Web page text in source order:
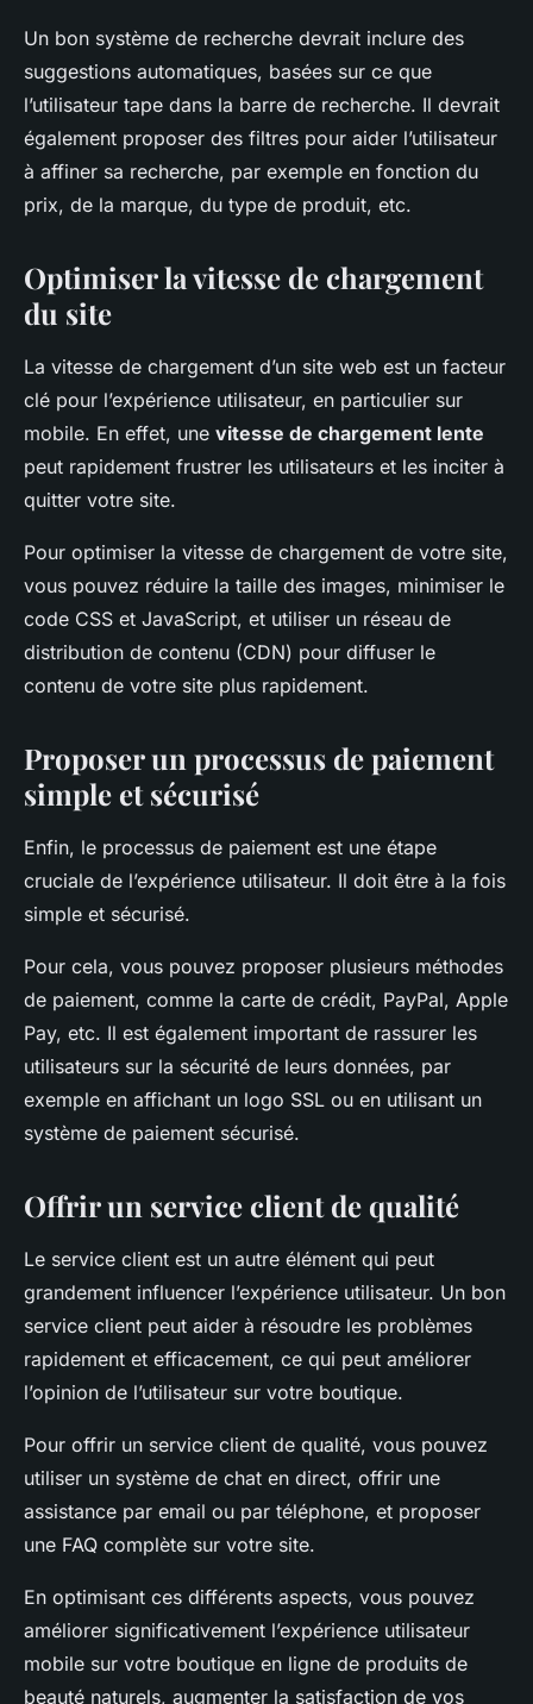
Un bon système de recherche devrait inclure des
suggestions automatiques, basées sur ce que
l’utilisateur tape dans la barre de recherche. Il devrait
également proposer des filtres pour aider l’utilisateur
à affiner sa recherche, par exemple en fonction du
prix, de la marque, du type de produit, etc.
Optimiser la vitesse de chargement
du site
La vitesse de chargement d’un site web est un facteur
clé pour l’expérience utilisateur, en particulier sur
mobile. En effet, une vitesse de chargement lente
peut rapidement frustrer les utilisateurs et les inciter à
quitter votre site.
Pour optimiser la vitesse de chargement de votre site,
vous pouvez réduire la taille des images, minimiser le
code CSS et JavaScript, et utiliser un réseau de
distribution de contenu (CDN) pour diffuser le
contenu de votre site plus rapidement.
Proposer un processus de paiement
simple et sécurisé
Enfin, le processus de paiement est une étape
cruciale de l’expérience utilisateur. Il doit être à la fois
simple et sécurisé.
Pour cela, vous pouvez proposer plusieurs méthodes
de paiement, comme la carte de crédit, PayPal, Apple
Pay, etc. Il est également important de rassurer les
utilisateurs sur la sécurité de leurs données, par
exemple en affichant un logo SSL ou en utilisant un
système de paiement sécurisé.
Offrir un service client de qualité
Le service client est un autre élément qui peut
grandement influencer l’expérience utilisateur. Un bon
service client peut aider à résoudre les problèmes
rapidement et efficacement, ce qui peut améliorer
l’opinion de l’utilisateur sur votre boutique.
Pour offrir un service client de qualité, vous pouvez
utiliser un système de chat en direct, offrir une
assistance par email ou par téléphone, et proposer
une FAQ complète sur votre site.
En optimisant ces différents aspects, vous pouvez
améliorer significativement l’expérience utilisateur
mobile sur votre boutique en ligne de produits de
beauté naturels, augmenter la satisfaction de vos